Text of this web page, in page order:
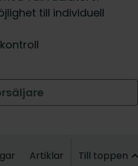
till individuell
Artiklar Till toppen